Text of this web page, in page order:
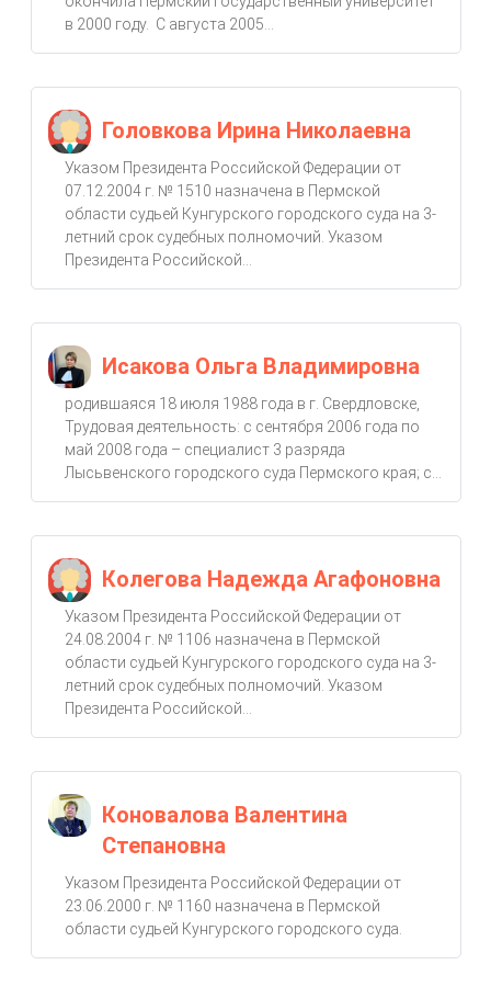
в 2000 году. С августа 2005...
Головкова Ирина Николаевна
Указом Президента Российской Федерации от
07.12.2004 г. № 1510 назначена в Пермской
области судьей Кунгурского городского суда на 3-
летний срок судебных полномочий. Указом
Президента Российской...
Исакова Ольга Владимировна
родившаяся 18 июля 1988 года в г. Свердловске,
Трудовая деятельность: с сентября 2006 года по
май 2008 года – специалист 3 разряда
Лысьвенского городского суда Пермского края; с...
Колегова Надежда Агафоновна
Указом Президента Российской Федерации от
24.08.2004 г. № 1106 назначена в Пермской
области судьей Кунгурского городского суда на 3-
летний срок судебных полномочий. Указом
Президента Российской...
Коновалова Валентина
Степановна
Указом Президента Российской Федерации от
23.06.2000 г. № 1160 назначена в Пермской
области судьей Кунгурского городского суда.